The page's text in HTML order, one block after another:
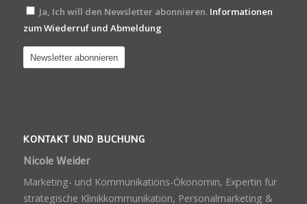
Ja, Ich will den Newsletter abonnieren. Informationen
zum Wiederruf und Abmeldung
KONTAKT UND BUCHUNG
Nicole Weider
Marketing- und Kommunikations-Ökonomin, Expertin für
strategische Klinikkommunikation, Personalmarketing &